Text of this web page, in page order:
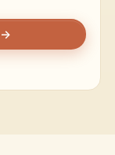
→